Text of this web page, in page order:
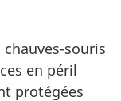
souris
en péril
protégées